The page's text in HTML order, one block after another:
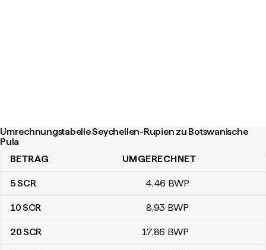
Umrechnungstabelle Seychellen-Rupien zu Botswanische
Pula
Umrechnungstabelle Seychellen-Rupien zu Botswanische Pula
BETRAG UMGERECHNET
5SCR 4,46 BWP
10SCR 8,93 BWP
20SCR 17,86 BWP